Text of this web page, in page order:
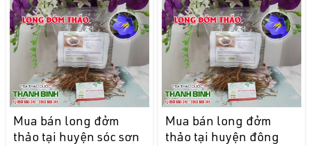
Mua bán long đởm
thảo tại huyện sóc sơn
Mua bán long đởm
thảo tại huyện đông